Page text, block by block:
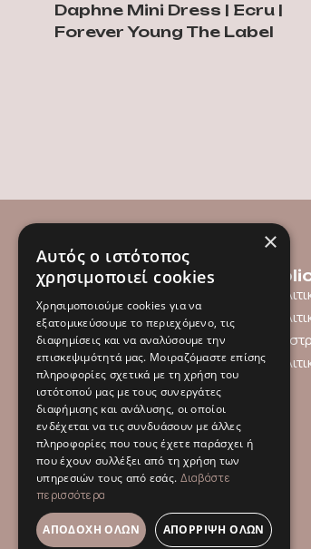
Daphne Mini Dress | Ecru |
Forever Young The Label
Menu
Gift Card
About us
Contact
×
Αυτός ο ιστότοπος
χρησιμοποιεί cookies
Χρησιμοποιούμε cookies για να
εξατομικεύσουμε το περιεχόμενο, τις
διαφημίσεις και να αναλύσουμε την
επισκεψιμότητά μας. Μοιραζόμαστε επίσης
πληροφορίες σχετικά με τη χρήση του
ιστότοπού μας με τους συνεργάτες
διαφήμισης και ανάλυσης, οι οποίοι
ενδέχεται να τις συνδυάσουν με άλλες
πληροφορίες που τους έχετε παράσχει ή
που έχουν συλλέξει από τη χρήση των
υπηρεσιών τους από εσάς. Διαβάστε
περισσότερα
ΑΠΟΔΟΧΉ ΌΛΩΝ ΑΠΌΡΡΙΨΗ ΌΛΩΝ